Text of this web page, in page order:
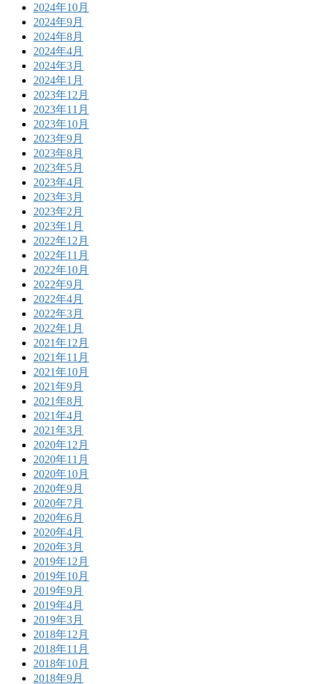
2024年10月
2024年9月
2024年8月
2024年4月
2024年3月
2024年1月
2023年12月
2023年11月
2023年10月
2023年9月
2023年8月
2023年5月
2023年4月
2023年3月
2023年2月
2023年1月
2022年12月
2022年11月
2022年10月
2022年9月
2022年4月
2022年3月
2022年1月
2021年12月
2021年11月
2021年10月
2021年9月
2021年8月
2021年4月
2021年3月
2020年12月
2020年11月
2020年10月
2020年9月
2020年7月
2020年6月
2020年4月
2020年3月
2019年12月
2019年10月
2019年9月
2019年4月
2019年3月
2018年12月
2018年11月
2018年10月
2018年9月